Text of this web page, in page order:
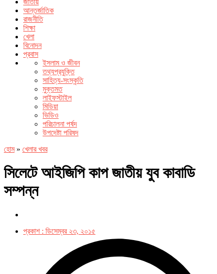
জাতীয়
আন্তর্জাতিক
রাজনীতি
শিক্ষা
খেলা
বিনোদন
প্রবাস
ইসলাম ও জীবন
তথ্যপ্রযুক্তি
সাহিত্য-সংস্কৃতি
মুক্তমত
লাইফস্টাইল
মিডিয়া
ভিডিও
পরিচালনা পর্ষদ
উপদেষ্টা পরিষদ
হোম» খেলার খবর
সিলেটে আইজিপি কাপ জাতীয় যুব কাবাডি
সম্পন্ন
প্রকাশ : ডিসেম্বর ২৩, ২০১৫